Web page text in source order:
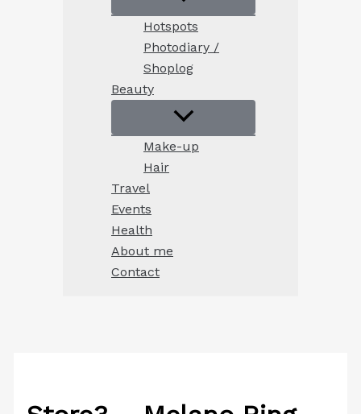
Hotspots
Photodiary /
Shoplog
Beauty
Make-up
Hair
Travel
Events
Health
About me
Contact